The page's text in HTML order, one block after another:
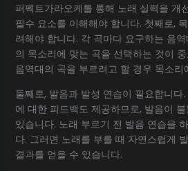
퍼펙트가라오케를 통해 노래 실력을 개
필수 요소를 이해해야 합니다. 첫째로,
려해야 합니다. 각 곡마다 요구하는 음
의 목소리에 맞는 곡을 선택하는 것이
음역대의 곡을 부르려고 할 경우 목소
둘째로, 발음과 발성 연습이 필요합니다
에 대한 피드백도 제공하므로, 발음이
있습니다. 노래 부르기 전 발음 연습을
다. 그러면 노래를 부를 때 자연스럽게
결과를 얻을 수 있습니다.